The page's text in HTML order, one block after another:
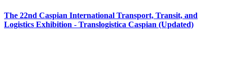
The 22nd Caspian International Transport, Transit, and
Logistics Exhibition - Translogistica Caspian (Updated)